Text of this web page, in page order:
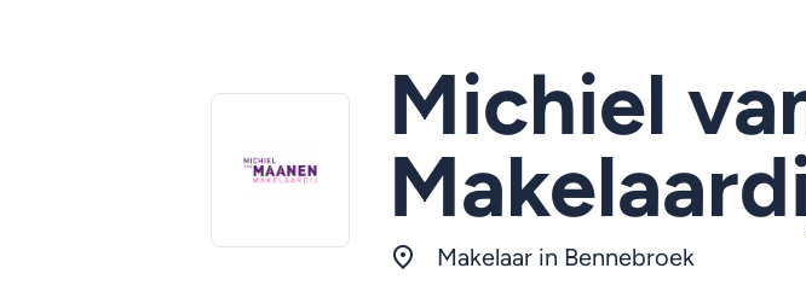
Michiel
Makelaar in Bennebroek